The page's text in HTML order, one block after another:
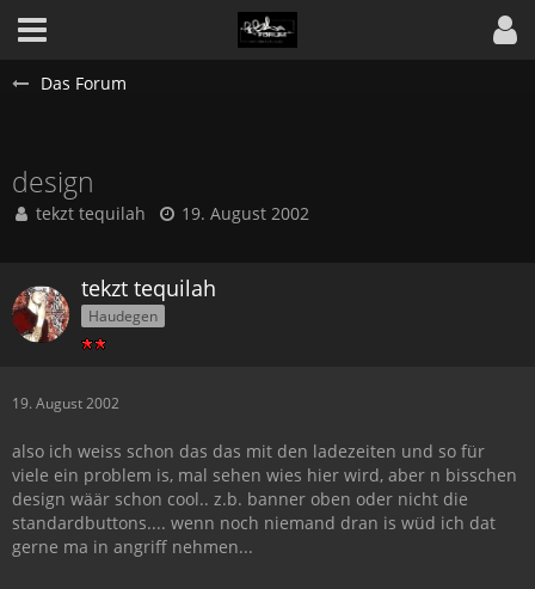
Das Forum
design
tekzt tequilah 19. August 2002
tekzt tequilah
Haudegen
19. August 2002
also ich weiss schon das das mit den ladezeiten und so für
viele ein problem is, mal sehen wies hier wird, aber n bisschen
design wäär schon cool.. z.b. banner oben oder nicht die
standardbuttons.... wenn noch niemand dran is wüd ich dat
gerne ma in angriff nehmen...